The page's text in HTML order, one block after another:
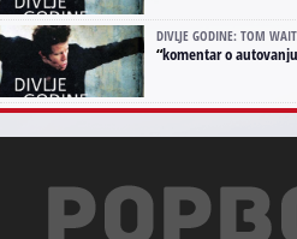
DIVLJE GODINE: TOM
“komentar o autovanju je upućen